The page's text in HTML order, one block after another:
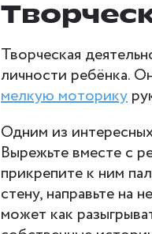
Творческая
личности ребёнка.
мелкую моторику
Одним из
Вырежьте вместе с
прикрепите к ним
стену, направьте на
может как